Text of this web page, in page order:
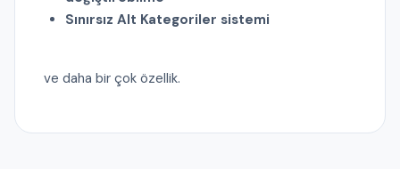
Sınırsız Alt Kategoriler sistemi
ve daha bir çok özellik.